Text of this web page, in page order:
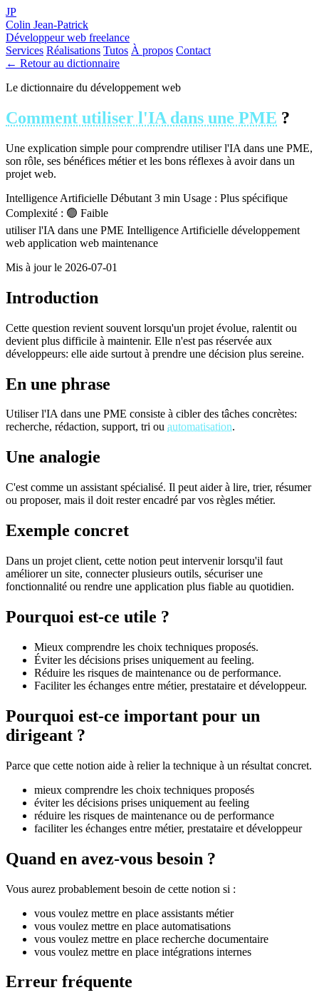
JP
Colin Jean-Patrick
Développeur web freelance
Services Réalisations Tutos À propos Contact
← Retour au dictionnaire
Le dictionnaire du développement web
Comment utiliser l'IA dans une PME ?
Une explication simple pour comprendre utiliser l'IA dans une PME,
son rôle, ses bénéfices métier et les bons réflexes à avoir dans un
projet web.
Intelligence Artificielle Débutant 3 min Usage : Plus spécifique
Complexité : 🟢 Faible
utiliser l'IA dans une PME Intelligence Artificielle développement
web application web maintenance
Mis à jour le 2026-07-01
Introduction
Cette question revient souvent lorsqu'un projet évolue, ralentit ou
devient plus difficile à maintenir. Elle n'est pas réservée aux
développeurs: elle aide surtout à prendre une décision plus sereine.
En une phrase
Utiliser l'IA dans une PME consiste à cibler des tâches concrètes:
recherche, rédaction, support, tri ou automatisation.
Une analogie
C'est comme un assistant spécialisé. Il peut aider à lire, trier, résumer
ou proposer, mais il doit rester encadré par vos règles métier.
Exemple concret
Dans un projet client, cette notion peut intervenir lorsqu'il faut
améliorer un site, connecter plusieurs outils, sécuriser une
fonctionnalité ou rendre une application plus fiable au quotidien.
Pourquoi est-ce utile ?
Mieux comprendre les choix techniques proposés.
Éviter les décisions prises uniquement au feeling.
Réduire les risques de maintenance ou de performance.
Faciliter les échanges entre métier, prestataire et développeur.
Pourquoi est-ce important pour un
dirigeant ?
Parce que cette notion aide à relier la technique à un résultat concret.
mieux comprendre les choix techniques proposés
éviter les décisions prises uniquement au feeling
réduire les risques de maintenance ou de performance
faciliter les échanges entre métier, prestataire et développeur
Quand en avez-vous besoin ?
Vous aurez probablement besoin de cette notion si :
vous voulez mettre en place assistants métier
vous voulez mettre en place automatisations
vous voulez mettre en place recherche documentaire
vous voulez mettre en place intégrations internes
Erreur fréquente